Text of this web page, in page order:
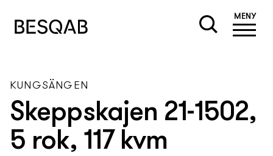
MENY
KUNGSÄNGEN
Skeppskajen 21-1502,
5 rok, 117 kvm